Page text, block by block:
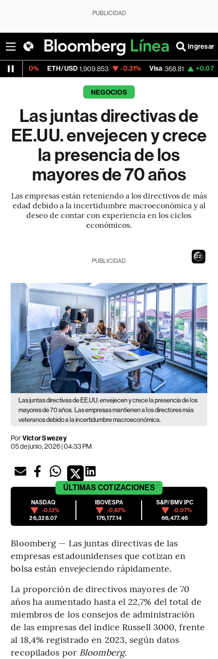
PUBLICIDAD
Ingresar
ETH/USD 1,909.853 -0.31% Visa 368.81 +0.07%
NEGOCIOS
Las juntas directivas de
EE.UU. envejecen y crece
la presencia de los
mayores de 70 años
Las empresas están reteniendo a los directivos de más
edad debido a la incertidumbre macroeconómica y al
deseo de contar con experiencia en los ciclos
económicos.
21
PUBLICIDAD
Las juntas directivas de EE.UU. envejecen y crece la presencia de los
mayores de 70 años. Las empresas mantienen a los directores más
veteranos debido a la incertidumbre macroeconómica.
PorVictor Swezey
05 de junio, 2026 | 04:33 PM
ÚLTIMAS COTIZACIONES
NASDAQ
-0.13%
26,328.07
IBOVESPA
-0.87%
176,177.14
S&P/BMV IPC
-0.07%
66,477.46
Bloomberg — Las juntas directivas de las
empresas estadounidenses que cotizan en
bolsa están envejeciendo rápidamente.
La proporción de directivos mayores de 70
años ha aumentado hasta el 22,7% del total de
miembros de los consejos de administración
de las empresas del índice Russell 3000, frente
al 18,4% registrado en 2023, según datos
recopilados por Bloomberg.